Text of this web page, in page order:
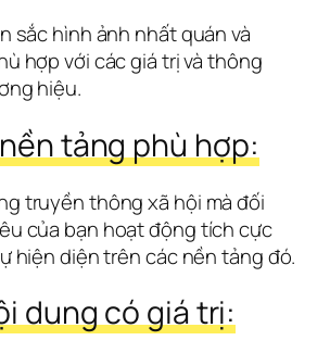
sắc hình ảnh nhất quán và
hợp với các giá trị và thông
hiệu.
tảng phù hợp:
truyền thông xã hội mà đối
của bạn hoạt động tích cực
hiện diện trên các nền tảng đó.
dung có giá trị: